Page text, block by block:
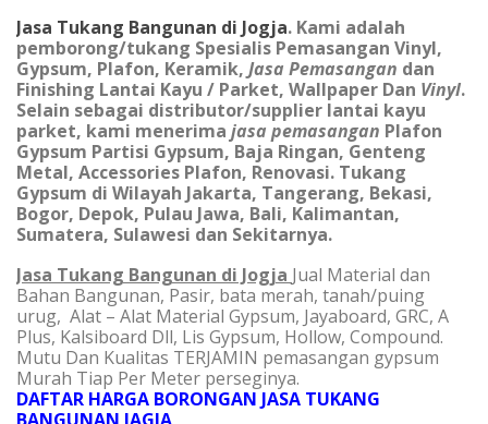
Jasa Tukang Bangunan di Jogja. Kami adalah
pemborong/tukang Spesialis Pemasangan Vinyl,
Gypsum, Plafon, Keramik, Jasa Pemasangan dan
Finishing Lantai Kayu / Parket, Wallpaper Dan Vinyl.
Selain sebagai distributor/supplier lantai kayu
parket, kami menerima jasa pemasangan Plafon
Gypsum Partisi Gypsum, Baja Ringan, Genteng
Metal, Accessories Plafon, Renovasi. Tukang
Gypsum di Wilayah Jakarta, Tangerang, Bekasi,
Bogor, Depok, Pulau Jawa, Bali, Kalimantan,
Sumatera, Sulawesi dan Sekitarnya.
Jasa Tukang Bangunan di Jogja Jual Material dan
Bahan Bangunan, Pasir, bata merah, tanah/puing
urug, Alat – Alat Material Gypsum, Jayaboard, GRC, A
Plus, Kalsiboard Dll, Lis Gypsum, Hollow, Compound.
Mutu Dan Kualitas TERJAMIN pemasangan gypsum
Murah Tiap Per Meter perseginya.
DAFTAR HARGA BORONGAN JASA TUKANG